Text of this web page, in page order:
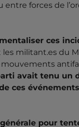
forces de
ces
militant.es du
avait tenu un
ces
pour